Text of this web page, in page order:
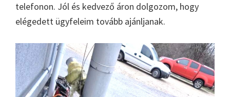
telefonon. Jól és kedvező áron dolgozom, hogy
elégedett ügyfeleim tovább ajánljanak.